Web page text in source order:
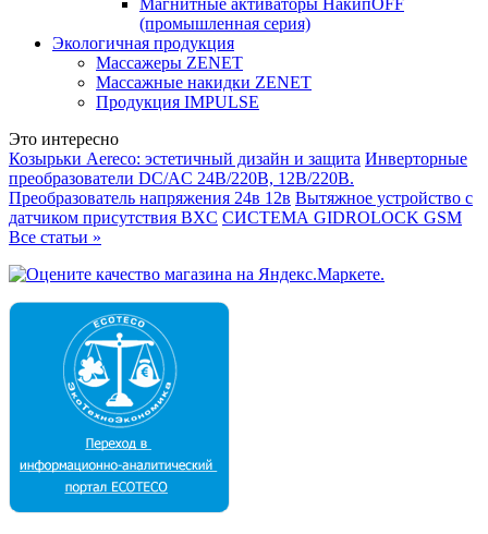
Магнитные активаторы НакипOFF
(промышленная серия)
Экологичная продукция
Массажеры ZENET
Массажные накидки ZENET
Продукция IMPULSE
Это интересно
Козырьки Aereco: эстетичный дизайн и защита Инверторные
преобразователи DC/AC 24В/220В, 12В/220В.
Преобразователь напряжения 24в 12в Вытяжное устройство с
датчиком присутствия BXC СИСТЕМА GIDROLOCK GSM
Все статьи »